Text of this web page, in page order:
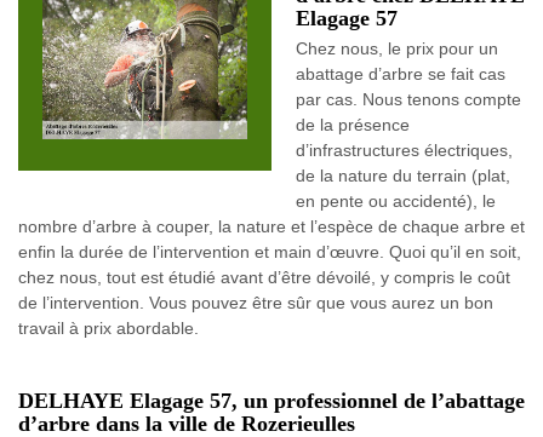
Elagage 57
Chez nous, le prix pour un
abattage d’arbre se fait cas
par cas. Nous tenons compte
de la présence
d’infrastructures électriques,
de la nature du terrain (plat,
en pente ou accidenté), le
nombre d’arbre à couper, la nature et l’espèce de chaque arbre et
enfin la durée de l’intervention et main d’œuvre. Quoi qu’il en soit,
chez nous, tout est étudié avant d’être dévoilé, y compris le coût
de l’intervention. Vous pouvez être sûr que vous aurez un bon
travail à prix abordable.
DELHAYE Elagage 57, un professionnel de l’abattage
d’arbre dans la ville de Rozerieulles